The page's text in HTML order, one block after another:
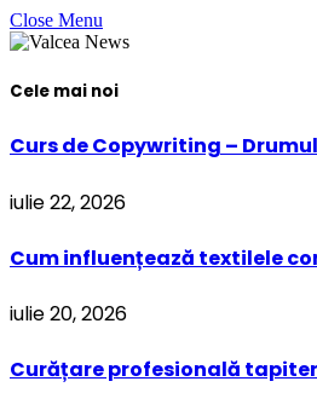
Close Menu
Cele mai noi
Curs de Copywriting –
iulie 22, 2026
Cum influențează textilele
iulie 20, 2026
Curățare profesională